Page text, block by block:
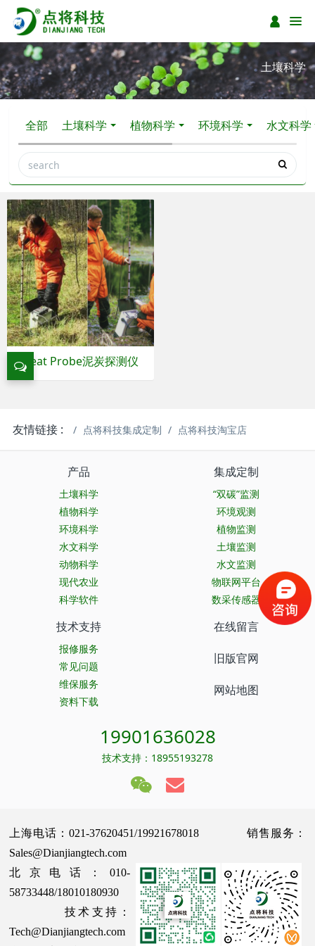
土壤科学
全部 土壤科学 植物科学 环境科学 水文科学
Peat Probe泥炭探测仪
友情链接 : 点将科技集成定制 点将科技淘宝店
产品
土壤科学
植物科学
环境科学
水文科学
动物科学
现代农业
科学软件
集成定制
“双碳”监测
环境观测
植物监测
土壤监测
水文监测
物联网平台
数采传感器
技术支持
报修服务
常见问题
维保服务
资料下载
在线留言
旧版官网
网站地图
19901636028
技术支持：18955193278
上海电话：021-37620451/19921678018 销售服务：
Sales@Dianjiangtech.com
北京电话：010-
58733448/18010180930
技术支持：
Tech@Dianjiangtech.com